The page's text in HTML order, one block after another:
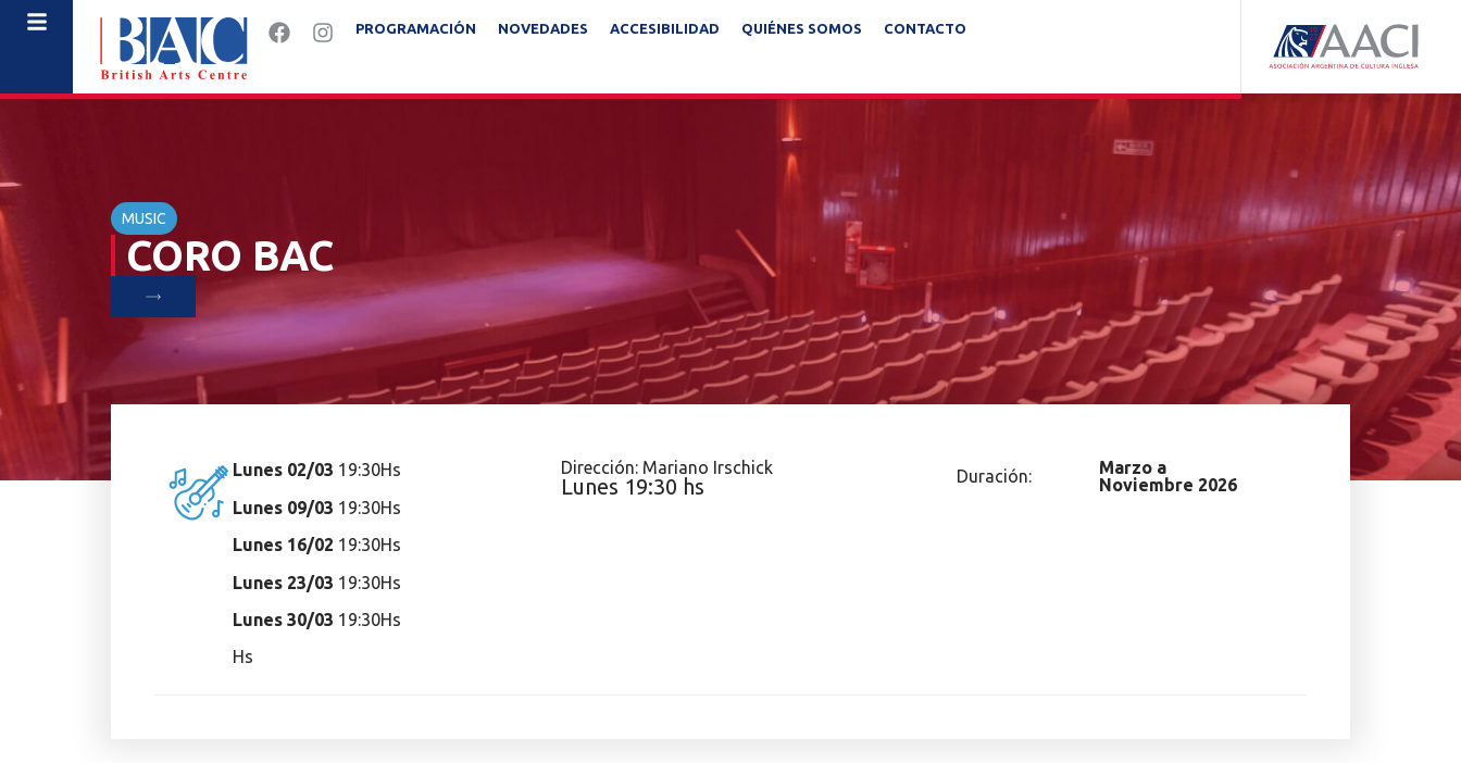
PROGRAMACIÓN NOVEDADES ACCESIBILIDAD QUIÉNES SOMOS CONTACTO
MUSIC
CORO BAC
Lunes 02/03 19:30Hs
Lunes 09/03 19:30Hs
Lunes 16/02 19:30Hs
Lunes 23/03 19:30Hs
Lunes 30/03 19:30Hs
Hs
Dirección: Mariano Irschick
Lunes 19:30 hs Duración:
Marzo a
Noviembre 2026